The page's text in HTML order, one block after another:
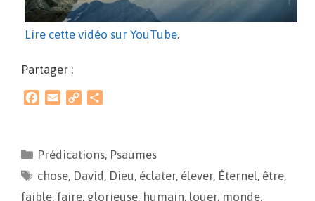
Lire cette vidéo sur YouTube.
Partager :
b
o
o
l
L
i
a
Prédications, Psaumes
chose, David , Dieu, éclater, élever, Éternel, être,
faible, faire, glorieuse, humain, louer, monde,